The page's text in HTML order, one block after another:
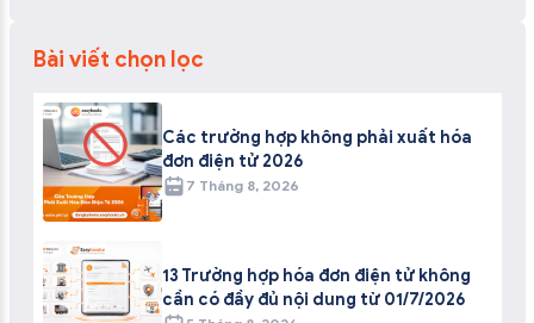
Bài viết chọn lọc
Các trường hợp không phải xuất hóa
đơn điện tử 2026
7 Tháng 8, 2026
13 Trường hợp hóa đơn điện tử không
cần có đầy đủ nội dung từ 01/7/2026